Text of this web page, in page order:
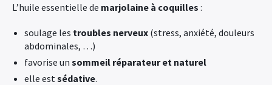
L’huile essentielle de marjolaine à coquilles :
soulage les troubles nerveux (stress, anxiété, douleurs
abdominales, …)
favorise un sommeil réparateur et naturel
elle estsédative.